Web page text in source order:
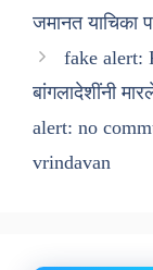
जमानत याचिका
fake alert:
बांगलादेशींनी
alert: no
vrindavan